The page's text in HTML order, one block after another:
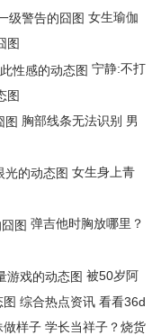
女生瑜伽
图
宁静:不打
图
胸部线条无法识别 男
女生身上青
弹吉他时胸放哪里？
被50岁阿
综合热点资讯 看看36d
样子 学长当祥子？烧货